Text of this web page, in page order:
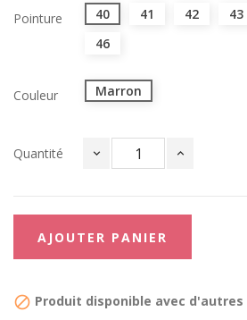
Pointure 40 41 42 43
46
Couleur Marron
Quantité
AJOUTER PANIER
 Produit disponible avec